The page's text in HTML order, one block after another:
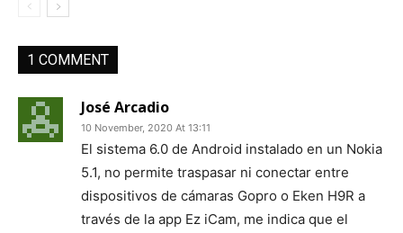
1 COMMENT
José Arcadio
10 November, 2020 At 13:11
El sistema 6.0 de Android instalado en un Nokia
5.1, no permite traspasar ni conectar entre
dispositivos de cámaras Gopro o Eken H9R a
través de la app Ez iCam, me indica que el